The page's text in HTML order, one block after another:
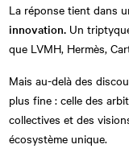
La réponse tient dans
innovation. Un
que LVMH, Hermès,
Mais au-delà des
plus fine : celle des
collectives et des
écosystème unique.